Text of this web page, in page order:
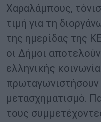
Χαραλάμπους,
τιμή για τη
της ημερίδας της
οι Δήμοι
ελληνικής
μετασχηματισμό.
τους